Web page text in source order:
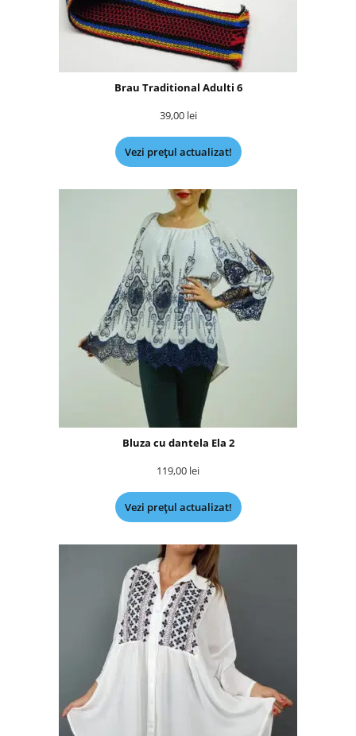
Brau Traditional Adulti 6
39,00 lei
Vezi prețul actualizat!
Bluza cu dantela Ela 2
119,00 lei
Vezi prețul actualizat!